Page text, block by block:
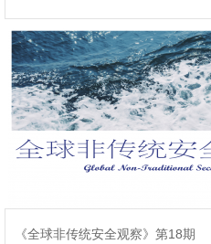
《全球非传统安全观察》第18期